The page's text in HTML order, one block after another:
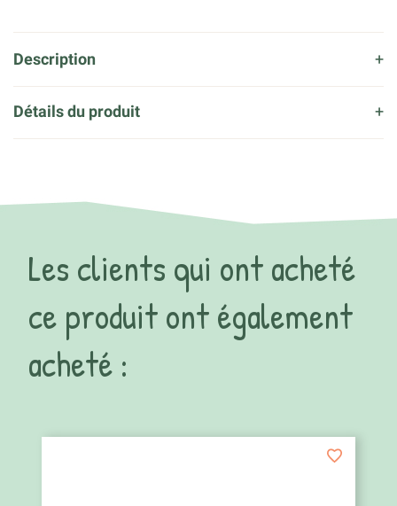
Description
Détails du produit
Les clients qui ont acheté
ce produit ont également
acheté :